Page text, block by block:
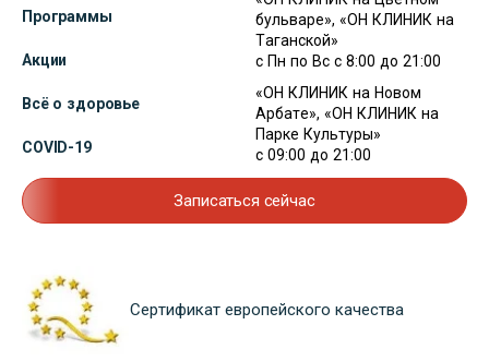
Программы
Акции
Всё о здоровье
COVID-19
бульваре», «ОН КЛИНИК на
Таганской»
с Пн по Вс с 8:00 до 21:00
«ОН КЛИНИК на Новом
Арбате», «ОН КЛИНИК на
Парке Культуры»
с 09:00 до 21:00
Записаться сейчас
Сертификат европейского качества